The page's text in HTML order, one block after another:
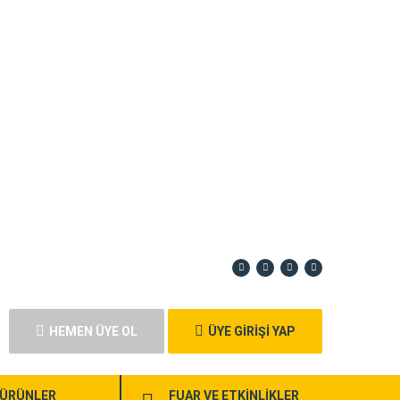
HEMEN ÜYE OL ÜYE GİRİŞİ YAP
ÜRÜNLER FUAR VE ETKİNLİKLER